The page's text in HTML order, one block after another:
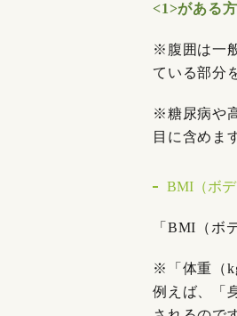
<1>がある
※腹囲は一
ている部分
※糖尿病や
目に含めま
BMI（ボデ
「BMI（ボ
※「体重（
例えば、「